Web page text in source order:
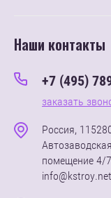
Наши контакты
+7 (495)
заказать
Россия,
помещение 4/
info@kstroy.net